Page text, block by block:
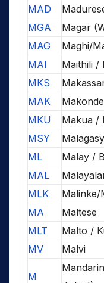
MAD
MGA
Magar
MAG
Maghi/
MAI
Maithili /
MKS
MAK
Makonde
MKU
Makua /
MSY
Malagasy
ML
Malay /
MAL
MLK
Malinke/
MA
Maltese
MLT
Malto /
MV
Malvi
M